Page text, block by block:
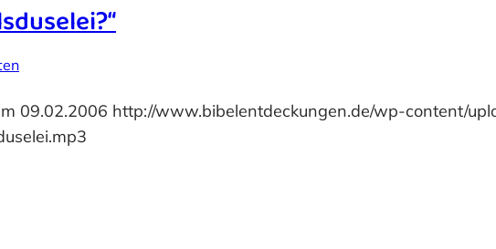
09.02.2006 http://www.bibelentdeckungen.de/wp-content/